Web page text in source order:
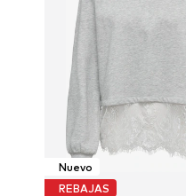
Nuevo
REBAJAS